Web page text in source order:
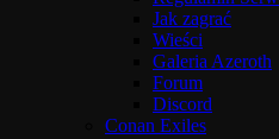
Jak zagrać
Wieści
Galeria Azeroth
Forum
Discord
Conan Exiles